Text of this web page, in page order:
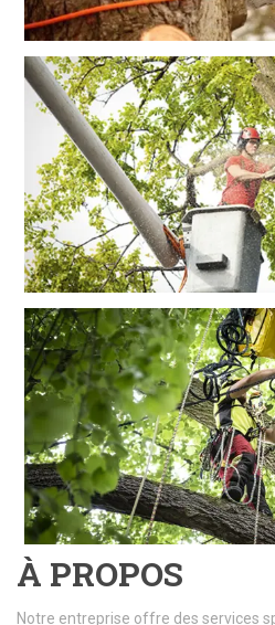
À PROPOS
Notre entreprise offre des services